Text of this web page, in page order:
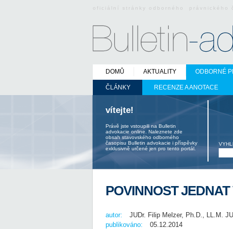
oficiální stránky odborného právnického
DOMŮ AKTUALITY ODBORNÉ
ČLÁNKY RECENZE A ANOTACE
vítejte!
Právě jste vstoupili na Bulletin
advokacie online. Naleznete zde
obsah stavovského odborného
časopisu Bulletin advokacie i příspěvky
exklusivně určené jen pro tento portál.
POVINNOST
autor:
JUDr. Filip Melzer, Ph.D., LL.M.
publikováno:
05.12.2014